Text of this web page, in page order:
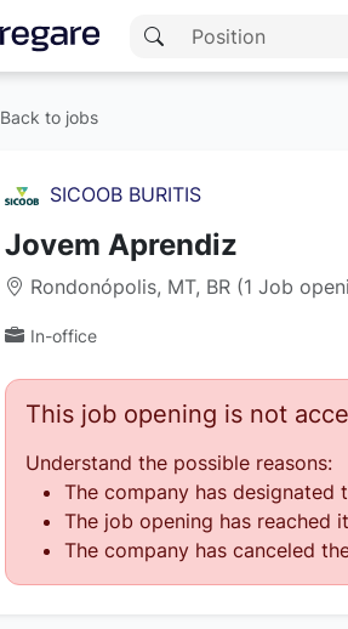
Back to jobs
SICOOB BURITIS
Jovem Aprendiz
Rondonópolis, MT, BR (1 Job
In-office
This job opening is not
Understand the possible reasons:
The company has designated
The job opening has reached
The company has canceled